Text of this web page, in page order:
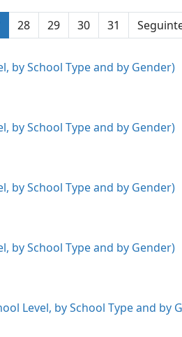
28 29 30 31
by School Type and by Gender)
by School Type and by Gender)
by School Type and by Gender)
by School Type and by Gender)
Level, by School Type and by